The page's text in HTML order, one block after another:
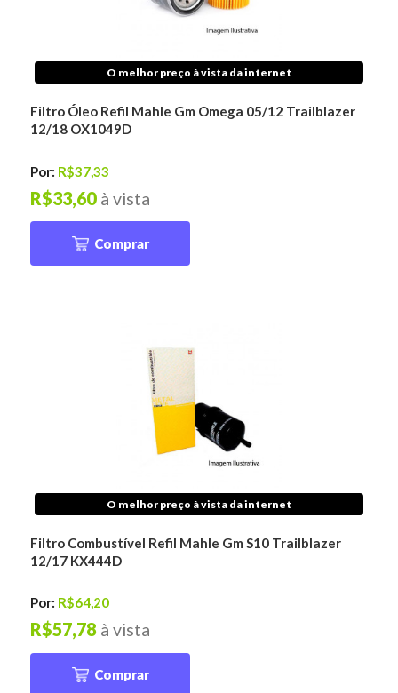
O melhor preço à vista da internet
Filtro Óleo Refil Mahle Gm Omega 05/12 Trailblazer
12/18 OX1049D
Por: R$37,33
à vista
R$33,60
Comprar
O melhor preço à vista da internet
Filtro Combustível Refil Mahle Gm S10 Trailblazer
12/17 KX444D
Por: R$64,20
à vista
R$57,78
Comprar